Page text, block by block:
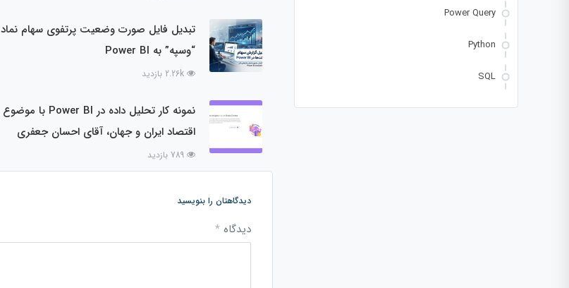
تبدیل فایل صورت وضعیت پرتفوی سهام نماد
“وسپه” به Power BI
2.26k بازدید
نمونه کار تحلیل داده در Power BI با موضوع
اقتصاد ایران و جهان، آقای احسان جعفری
789 بازدید
دیدگاهتان را بنویسید
دیدگاه*
Power Query
Python
SQL